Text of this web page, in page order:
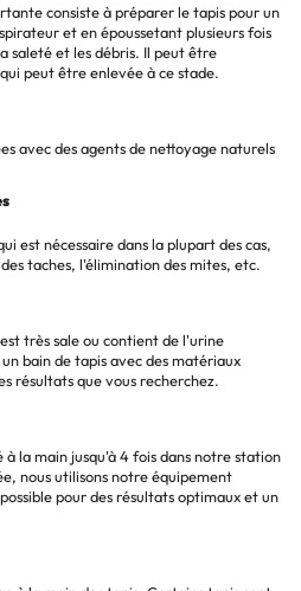
consiste à préparer le tapis pour un
et en époussetant plusieurs fois
saleté et les débris. Il peut être
peut être enlevée à ce stade.
avec des agents de nettoyage naturels
est nécessaire dans la plupart des cas,
taches, l'élimination des mites, etc.
très sale ou contient de l'urine
bain de tapis avec des matériaux
résultats que vous recherchez.
la main jusqu'à 4 fois dans notre station
nous utilisons notre équipement
pour des résultats optimaux et un